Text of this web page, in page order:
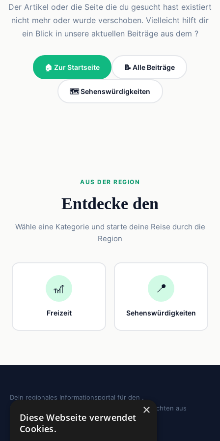
Der Artikel oder die Seite die du gesucht hast existiert
nicht mehr oder wurde verschoben. Vielleicht hilft dir
ein Blick in unsere aktuellen Beiträge aus dem ?
🏠 Zur Startseite 📝 Alle Beiträge
🗺️ Sehenswürdigkeiten
AUS DER REGION
Entdecke den
Wähle eine Kategorie und starte deine Reise durch die
Region
🎢
Freizeit
📍
Sehenswürdigkeiten
Dein regionales Informationsportal für den .
Sehenswürdigkeiten, Ausflugstipps und Geschichten aus
deiner Region.
×
Diese Webseite verwendet
Cookies.